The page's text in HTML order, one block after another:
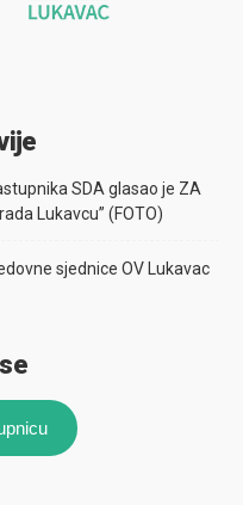
SDA glasao je ZA
Lukavcu” (FOTO)
sjednice OV Lukavac